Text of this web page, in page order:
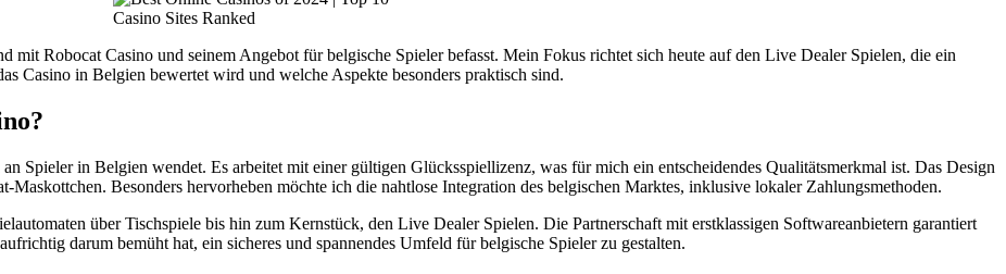
mit Robocat Casino und seinem Angebot für belgische Spieler befasst. Mein Fokus richtet sich heute auf den Live Dealer Spielen, die ein
Casino in Belgien bewertet wird und welche Aspekte besonders praktisch sind.
Spieler in Belgien wendet. Es arbeitet mit einer gültigen Glücksspiellizenz, was für mich ein entscheidendes Qualitätsmerkmal ist. Das Design
Besonders hervorheben möchte ich die nahtlose Integration des belgischen Marktes, inklusive lokaler Zahlungsmethoden.
über Tischspiele bis hin zum Kernstück, den Live Dealer Spielen. Die Partnerschaft mit erstklassigen Softwareanbietern garantiert
darum bemüht hat, ein sicheres und spannendes Umfeld für belgische Spieler zu gestalten.